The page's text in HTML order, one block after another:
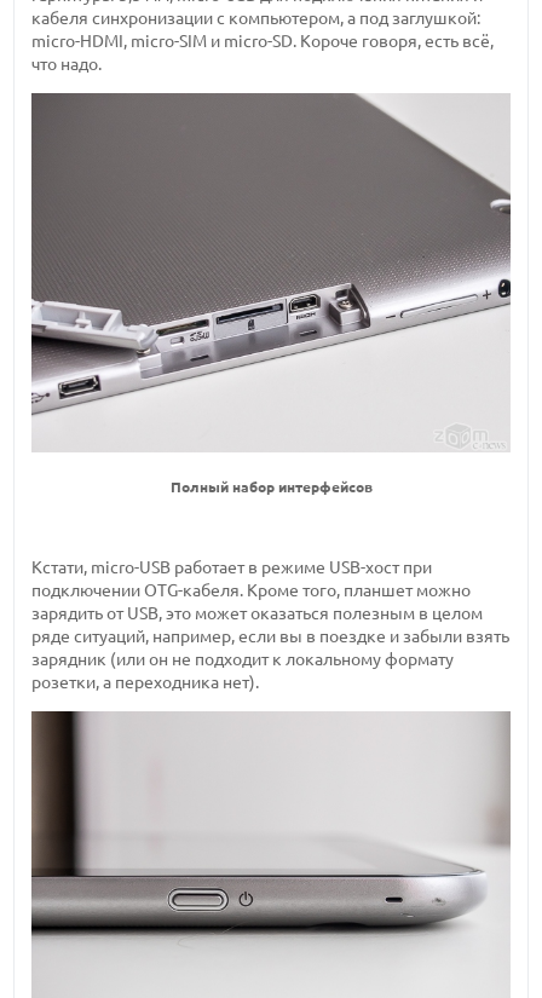
кабеля синхронизации с компьютером, а под заглушкой:
micro-HDMI, micro-SIM и micro-SD. Короче говоря, есть всё,
что надо.
Полный набор интерфейсов
Кстати, micro-USB работает в режиме USB-хост при
подключении OTG-кабеля. Кроме того, планшет можно
зарядить от USB, это может оказаться полезным в целом
ряде ситуаций, например, если вы в поездке и забыли взять
зарядник (или он не подходит к локальному формату
розетки, а переходника нет).